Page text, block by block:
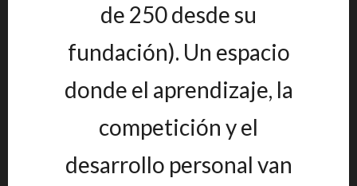
de 250 desde su
fundación). Un espacio
donde el aprendizaje, la
competición y el
desarrollo personal van